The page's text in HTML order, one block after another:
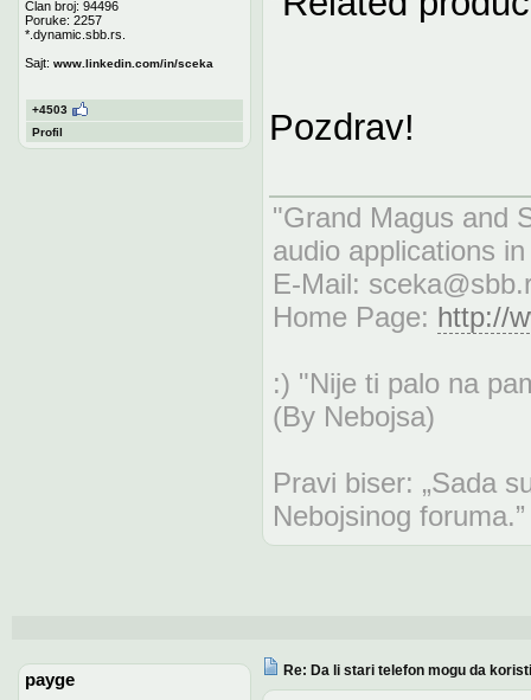
Član broj: 94496
Poruke: 2257
*.dynamic.sbb.rs.
Sajt: www.linkedin.com/in/sceka
+4503
Profil
Pozdrav!
"Grand Magus and
audio applications
E-Mail:
Home Page: http://
:) "Nije ti palo na
(By Nebojsa)
Pravi biser: „Sada
Nebojsinog foruma.”
payge
Re: Da li stari telefon mogu da